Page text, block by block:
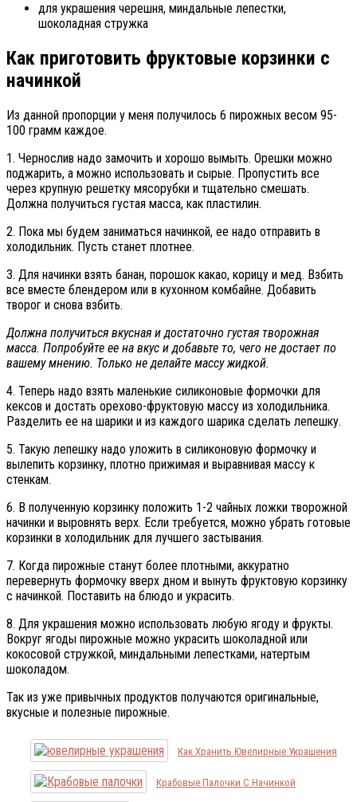
для украшения черешня, миндальные лепестки,
шоколадная стружка
Как приготовить фруктовые корзинки с
начинкой
Из данной пропорции у меня получилось 6 пирожных весом 95-
100 грамм каждое.
1. Чернослив надо замочить и хорошо вымыть. Орешки можно
поджарить, а можно использовать и сырые. Пропустить все
через крупную решетку мясорубки и тщательно смешать.
Должна получиться густая масса, как пластилин.
2. Пока мы будем заниматься начинкой, ее надо отправить в
холодильник. Пусть станет плотнее.
3. Для начинки взять банан, порошок какао, корицу и мед. Взбить
все вместе блендером или в кухонном комбайне. Добавить
творог и снова взбить.
Должна получиться вкусная и достаточно густая творожная
масса. Попробуйте ее на вкус и добавьте то, чего не достает по
вашему мнению. Только не делайте массу жидкой.
4. Теперь надо взять маленькие силиконовые формочки для
кексов и достать орехово-фруктовую массу из холодильника.
Разделить ее на шарики и из каждого шарика сделать лепешку.
5. Такую лепешку надо уложить в силиконовую формочку и
вылепить корзинку, плотно прижимая и выравнивая массу к
стенкам.
6. В полученную корзинку положить 1-2 чайных ложки творожной
начинки и выровнять верх. Если требуется, можно убрать готовые
корзинки в холодильник для лучшего застывания.
7. Когда пирожные станут более плотными, аккуратно
перевернуть формочку вверх дном и вынуть фруктовую корзинку
с начинкой. Поставить на блюдо и украсить.
8. Для украшения можно использовать любую ягоду и фрукты.
Вокруг ягоды пирожные можно украсить шоколадной или
кокосовой стружкой, миндальными лепестками, натертым
шоколадом.
Так из уже привычных продуктов получаются оригинальные,
вкусные и полезные пирожные.
Как Хранить Ювелирные Украшения
Крабовые Палочки С Начинкой